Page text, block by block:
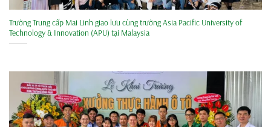
Trường Trung cấp Mai Linh giao lưu cùng trường Asia Pacific University of
Technology & Innovation (APU) tại Malaysia